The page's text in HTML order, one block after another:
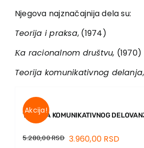
Njegova najznačajnija dela su:
Teorija i praksa, (1974)
Кa racionalnom društvu, (1970)
Teorija komunikativnog delanja
Akcija!
TEORIJA KOMUNIKATIVNOG
5.280,00RSD 3.960,00 RSD